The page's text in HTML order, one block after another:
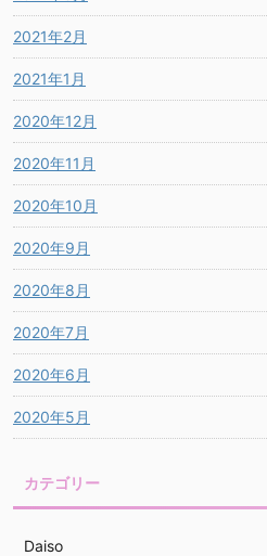
2021年2月
2021年1月
2020年12月
2020年11月
2020年10月
2020年9月
2020年8月
2020年7月
2020年6月
2020年5月
カテゴリー
Daiso